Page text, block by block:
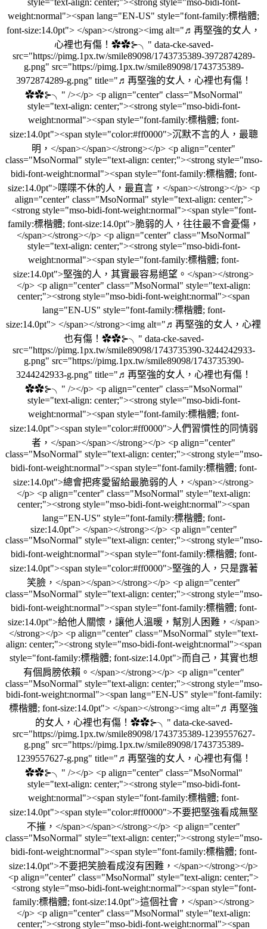
weight:normal"><span lang="EN-US" style="font-family:標楷體;
font-size:14.0pt"> </span></strong><img alt="♬再堅強的女人，
心裡也有傷！✿✿⊱╮" data-cke-saved-
src="https://pimg.1px.tw/smile89098/1743735389-3972874289-
g.png" src="https://pimg.1px.tw/smile89098/1743735389-
3972874289-g.png" title="♬再堅強的女人，心裡也有傷！
✿✿⊱╮" /></p> <p align="center" class="MsoNormal"
style="text-align: center;"><strong style="mso-bidi-font-
weight:normal"><span style="font-family:標楷體; font-
size:14.0pt"><span style="color:#ff0000">沉默不言的人，最聰
明，</span></span></strong></p> <p align="center"
class="MsoNormal" style="text-align: center;"><strong style="mso-
bidi-font-weight:normal"><span style="font-family:標楷體; font-
size:14.0pt">喋喋不休的人，最直言，</span></strong></p> <p
align="center" class="MsoNormal" style="text-align: center;">
<strong style="mso-bidi-font-weight:normal"><span style="font-
family:標楷體; font-size:14.0pt">脆弱的人，往往最不會憂傷，
</span></strong></p> <p align="center" class="MsoNormal"
style="text-align: center;"><strong style="mso-bidi-font-
weight:normal"><span style="font-family:標楷體; font-
size:14.0pt">堅強的人，其實最容易絕望。</span></strong>
</p> <p align="center" class="MsoNormal" style="text-align:
center;"><strong style="mso-bidi-font-weight:normal"><span
lang="EN-US" style="font-family:標楷體; font-
size:14.0pt"> </span></strong><img alt="♬再堅強的女人，心裡
也有傷！✿✿⊱╮" data-cke-saved-
src="https://pimg.1px.tw/smile89098/1743735390-3244242933-
g.png" src="https://pimg.1px.tw/smile89098/1743735390-
3244242933-g.png" title="♬再堅強的女人，心裡也有傷！
✿✿⊱╮" /></p> <p align="center" class="MsoNormal"
style="text-align: center;"><strong style="mso-bidi-font-
weight:normal"><span style="font-family:標楷體; font-
size:14.0pt"><span style="color:#ff0000">人們習慣性的同情弱
者，</span></span></strong></p> <p align="center"
class="MsoNormal" style="text-align: center;"><strong style="mso-
bidi-font-weight:normal"><span style="font-family:標楷體; font-
size:14.0pt">總會把疼愛留給最脆弱的人，</span></strong>
</p> <p align="center" class="MsoNormal" style="text-align:
center;"><strong style="mso-bidi-font-weight:normal"><span
lang="EN-US" style="font-family:標楷體; font-
size:14.0pt"> </span></strong></p> <p align="center"
class="MsoNormal" style="text-align: center;"><strong style="mso-
bidi-font-weight:normal"><span style="font-family:標楷體; font-
size:14.0pt"><span style="color:#ff0000">堅強的人，只是露著
笑臉，</span></span></strong></p> <p align="center"
class="MsoNormal" style="text-align: center;"><strong style="mso-
bidi-font-weight:normal"><span style="font-family:標楷體; font-
size:14.0pt">給他人關懷，讓他人溫暖，幫別人困難，</span>
</strong></p> <p align="center" class="MsoNormal" style="text-
align: center;"><strong style="mso-bidi-font-weight:normal"><span
style="font-family:標楷體; font-size:14.0pt">而自己，其實也想
有個肩膀依賴。</span></strong></p> <p align="center"
class="MsoNormal" style="text-align: center;"><strong style="mso-
bidi-font-weight:normal"><span lang="EN-US" style="font-family:
標楷體; font-size:14.0pt"> </span></strong><img alt="♬再堅強
的女人，心裡也有傷！✿✿⊱╮" data-cke-saved-
src="https://pimg.1px.tw/smile89098/1743735389-1239557627-
g.png" src="https://pimg.1px.tw/smile89098/1743735389-
1239557627-g.png" title="♬再堅強的女人，心裡也有傷！
✿✿⊱╮" /></p> <p align="center" class="MsoNormal"
style="text-align: center;"><strong style="mso-bidi-font-
weight:normal"><span style="font-family:標楷體; font-
size:14.0pt"><span style="color:#ff0000">不要把堅強看成無堅
不摧，</span></span></strong></p> <p align="center"
class="MsoNormal" style="text-align: center;"><strong style="mso-
bidi-font-weight:normal"><span style="font-family:標楷體; font-
size:14.0pt">不要把笑臉看成沒有困難，</span></strong></p>
<p align="center" class="MsoNormal" style="text-align: center;">
<strong style="mso-bidi-font-weight:normal"><span style="font-
family:標楷體; font-size:14.0pt">這個社會，</span></strong>
</p> <p align="center" class="MsoNormal" style="text-align:
center;"><strong style="mso-bidi-font-weight:normal"><span